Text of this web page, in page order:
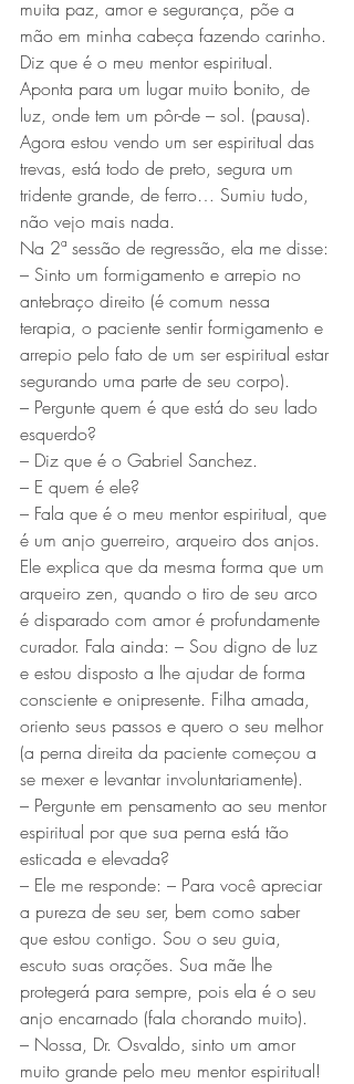
muita paz, amor e segurança, põe a
mão em minha cabeça fazendo carinho.
Diz que é o meu mentor espiritual.
Aponta para um lugar muito bonito, de
luz, onde tem um pôr-de – sol. (pausa).
Agora estou vendo um ser espiritual das
trevas, está todo de preto, segura um
tridente grande, de ferro… Sumiu tudo,
não vejo mais nada.
Na 2ª sessão de regressão, ela me disse:
– Sinto um formigamento e arrepio no
antebraço direito (é comum nessa
terapia, o paciente sentir formigamento e
arrepio pelo fato de um ser espiritual estar
segurando uma parte de seu corpo).
– Pergunte quem é que está do seu lado
esquerdo?
– Diz que é o Gabriel Sanchez.
– E quem é ele?
– Fala que é o meu mentor espiritual, que
é um anjo guerreiro, arqueiro dos anjos.
Ele explica que da mesma forma que um
arqueiro zen, quando o tiro de seu arco
é disparado com amor é profundamente
curador. Fala ainda: – Sou digno de luz
e estou disposto a lhe ajudar de forma
consciente e onipresente. Filha amada,
oriento seus passos e quero o seu melhor
(a perna direita da paciente começou a
se mexer e levantar involuntariamente).
– Pergunte em pensamento ao seu mentor
espiritual por que sua perna está tão
esticada e elevada?
– Ele me responde: – Para você apreciar
a pureza de seu ser, bem como saber
que estou contigo. Sou o seu guia,
escuto suas orações. Sua mãe lhe
protegerá para sempre, pois ela é o seu
anjo encarnado (fala chorando muito).
– Nossa, Dr. Osvaldo, sinto um amor
muito grande pelo meu mentor espiritual!